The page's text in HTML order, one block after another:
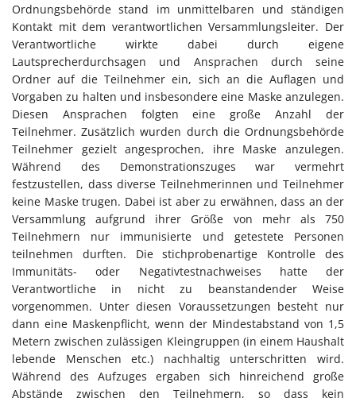
Ordnungsbehörde stand im unmittelbaren und ständigen
Kontakt mit dem verantwortlichen Versammlungsleiter. Der
Verantwortliche wirkte dabei durch eigene
Lautsprecherdurchsagen und Ansprachen durch seine
Ordner auf die Teilnehmer ein, sich an die Auflagen und
Vorgaben zu halten und insbesondere eine Maske anzulegen.
Diesen Ansprachen folgten eine große Anzahl der
Teilnehmer. Zusätzlich wurden durch die Ordnungsbehörde
Teilnehmer gezielt angesprochen, ihre Maske anzulegen.
Während des Demonstrationszuges war vermehrt
festzustellen, dass diverse Teilnehmerinnen und Teilnehmer
keine Maske trugen. Dabei ist aber zu erwähnen, dass an der
Versammlung aufgrund ihrer Größe von mehr als 750
Teilnehmern nur immunisierte und getestete Personen
teilnehmen durften. Die stichprobenartige Kontrolle des
Immunitäts- oder Negativtestnachweises hatte der
Verantwortliche in nicht zu beanstandender Weise
vorgenommen. Unter diesen Voraussetzungen besteht nur
dann eine Maskenpflicht, wenn der Mindestabstand von 1,5
Metern zwischen zulässigen Kleingruppen (in einem Haushalt
lebende Menschen etc.) nachhaltig unterschritten wird.
Während des Aufzuges ergaben sich hinreichend große
Abstände zwischen den Teilnehmern, so dass kein